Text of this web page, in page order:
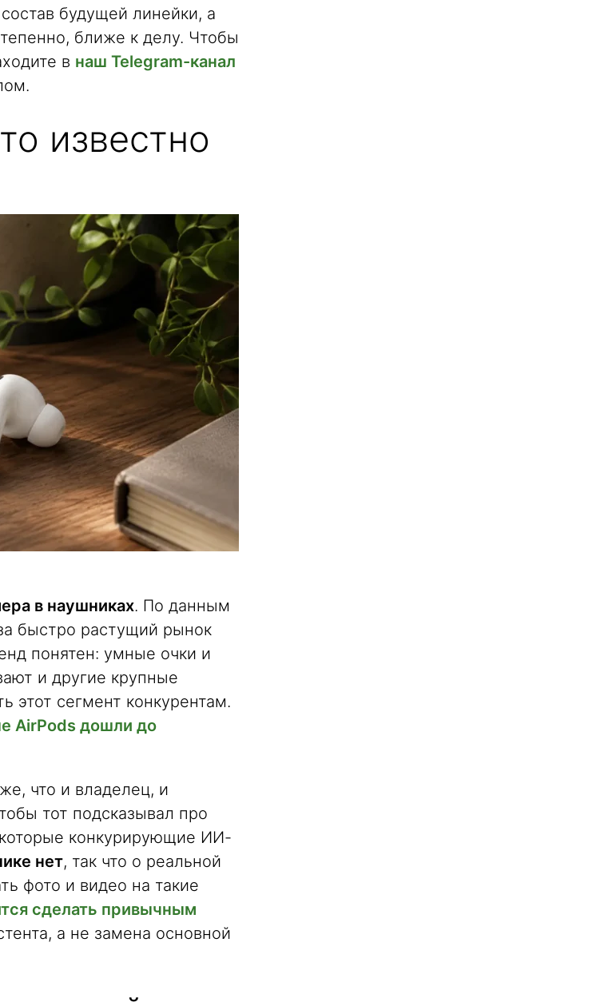
будущей линейки, а
ближе к делу. Чтобы
в наш Telegram-канал
известно
в наушниках. По данным
быстро растущий рынок
понятен: умные очки и
и другие крупные
этот сегмент конкурентам.
AirPods дошли до
что и владелец, и
тот подсказывал про
конкурирующие ИИ-
нет, так что о реальной
фото и видео на такие
сделать привычным
а не замена основной